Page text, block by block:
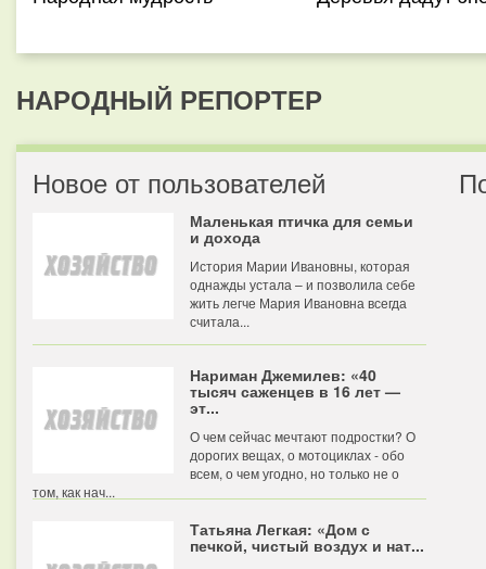
НАРОДНЫЙ РЕПОРТЕР
Новое от пользователей
Маленькая птичка для семьи
и дохода
История Марии Ивановны, которая
однажды устала – и позволила себе
жить легче Мария Ивановна всегда
считала...
Нариман Джемилев: «40
тысяч саженцев в 16 лет —
эт...
О чем сейчас мечтают подростки? О
дорогих вещах, о мотоциклах - обо
всем, о чем угодно, но только не о
том, как нач...
Татьяна Легкая: «Дом с
печкой, чистый воздух и нат...